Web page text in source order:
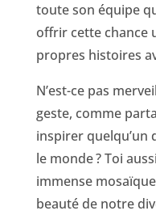
toute son équipe
offrir cette chance
propres histoires
N’est-ce pas
geste, comme
inspirer quelqu’un
le monde ? Toi
immense
beauté de notre